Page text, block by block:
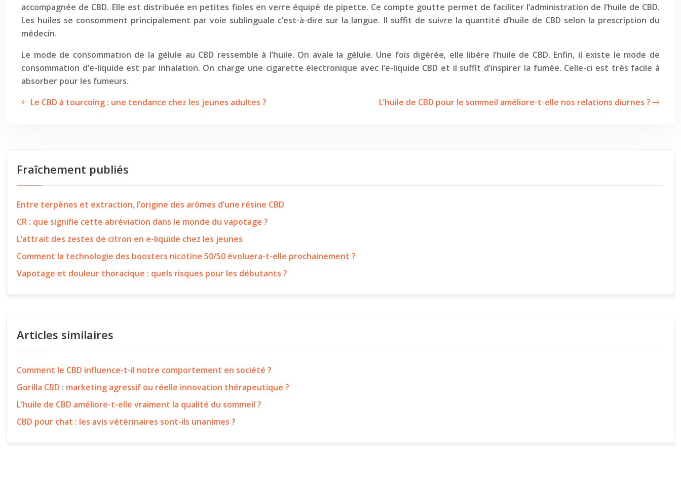
accompagnée de CBD. Elle est distribuée en petites fioles en verre équipé de pipette. Ce compte goutte permet de faciliter l’administration de l’huile de CBD.
Les huiles se consomment principalement par voie sublinguale c’est-à-dire sur la langue. Il suffit de suivre la quantité d’huile de CBD selon la prescription du
médecin.
Le mode de consommation de la gélule au CBD ressemble à l’huile. On avale la gélule. Une fois digérée, elle libère l’huile de CBD. Enfin, il existe le mode de
consommation d’e-liquide est par inhalation. On charge une cigarette électronique avec l’e-liquide CBD et il suffit d’inspirer la fumée. Celle-ci est très facile à
absorber pour les fumeurs.
Le CBD à tourcoing : une tendance chez les jeunes adultes ?
L’huile de CBD pour le sommeil améliore-t-elle nos relations diurnes ?
Fraîchement publiés
Entre terpènes et extraction, l’origine des arômes d’une résine CBD
CR : que signifie cette abréviation dans le monde du vapotage ?
L’attrait des zestes de citron en e-liquide chez les jeunes
Comment la technologie des boosters nicotine 50/50 évoluera-t-elle prochainement ?
Vapotage et douleur thoracique : quels risques pour les débutants ?
Articles similaires
Comment le CBD influence-t-il notre comportement en société ?
Gorilla CBD : marketing agressif ou réelle innovation thérapeutique ?
L’huile de CBD améliore-t-elle vraiment la qualité du sommeil ?
CBD pour chat : les avis vétérinaires sont-ils unanimes ?